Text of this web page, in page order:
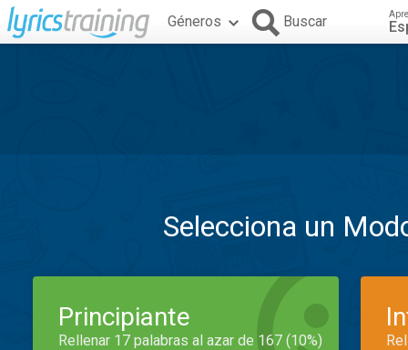
Géneros Buscar
Selecciona un
Principiante
Rellenar 17 palabras al azar de 167 (10%)